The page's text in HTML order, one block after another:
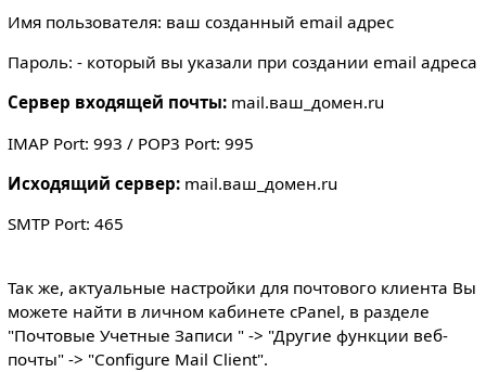
Имя пользователя: ваш созданный email адрес
Пароль: - который вы указали при создании email адреса
Сервер входящей почты:mail.ваш_домен.ru
IMAP Port: 993 / POP3 Port: 995
Исходящий сервер:mail.ваш_домен.ru
SMTP Port: 465
Так же, актуальные настройки для почтового клиента Вы
можете найти в личном кабинете cPanel, в разделе
"Почтовые Учетные Записи " -> "Другие функции веб-
почты" -> "Configure Mail Client".